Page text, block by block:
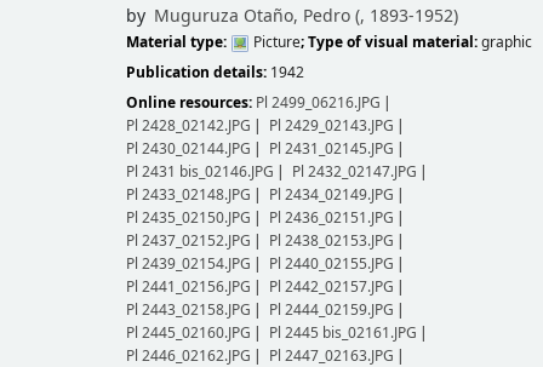
by Muguruza Otaño, Pedro (, 1893-1952)
Material type: Picture; Type of visual material:graphic
Publication details: 1942
Online resources: Pl 2499_06216.JPG
Pl 2428_02142.JPG
Pl 2429_02143.JPG
Pl 2430_02144.JPG
Pl 2431_02145.JPG
Pl 2431 bis_02146.JPG
Pl 2432_02147.JPG
Pl 2433_02148.JPG
Pl 2434_02149.JPG
Pl 2435_02150.JPG
Pl 2436_02151.JPG
Pl 2437_02152.JPG
Pl 2438_02153.JPG
Pl 2439_02154.JPG
Pl 2440_02155.JPG
Pl 2441_02156.JPG
Pl 2442_02157.JPG
Pl 2443_02158.JPG
Pl 2444_02159.JPG
Pl 2445_02160.JPG
Pl 2445 bis_02161.JPG
Pl 2446_02162.JPG
Pl 2447_02163.JPG